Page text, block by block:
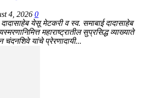
4, 2026 0
येसू मेटकरी व स्व. समाबाई दादासाहेब
महाराष्ट्रातील सुप्रसिद्ध व्याख्याते
चंदनशिवे यांचे प्रेरणादायी...